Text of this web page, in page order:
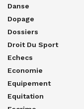
Danse
Dopage
Dossiers
Droit Du Sport
Echecs
Economie
Equipement
Equitation